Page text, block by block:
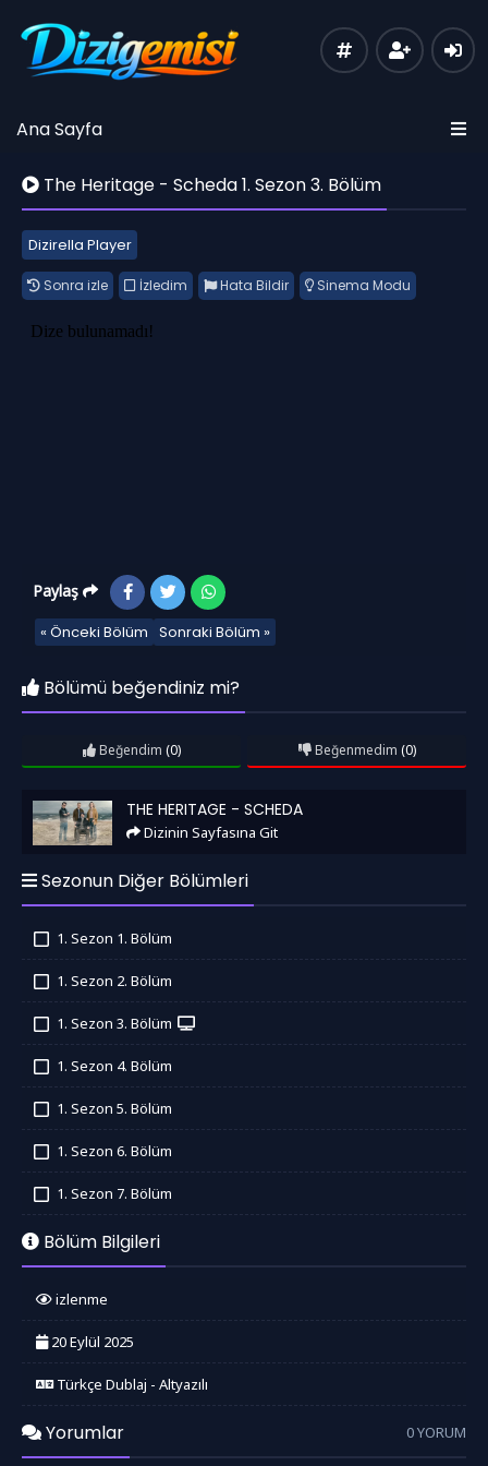
Ana Sayfa
The Heritage - Scheda 1. Sezon 3. Bölüm
Dizirella Player
Sonra izle İzledim Hata Bildir Sinema Modu
Paylaş
« Önceki Bölüm Sonraki Bölüm »
Bölümü beğendiniz mi?
Beğendim (0) Beğenmedim (0)
The Heritage - SchedaTHE HERITAGE - SCHEDA
Dizinin Sayfasına Git
Sezonun Diğer Bölümleri
1. Sezon 1. Bölüm
1. Sezon 2. Bölüm
1. Sezon 3. Bölüm
1. Sezon 4. Bölüm
1. Sezon 5. Bölüm
1. Sezon 6. Bölüm
1. Sezon 7. Bölüm
Bölüm Bilgileri
izlenme
20 Eylül 2025
Türkçe Dublaj - Altyazılı
Yorumlar 0 YORUM